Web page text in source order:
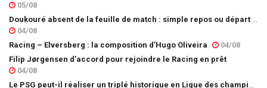
05/08
04/08
Racing – Elversberg : la composition d’Hugo Oliveira
04/08
Filip Jørgensen d’accord pour rejoindre le Racing en prêt
04/08